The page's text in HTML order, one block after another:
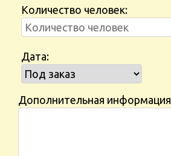
Количество человек:
Дата:
Дополнительная информация